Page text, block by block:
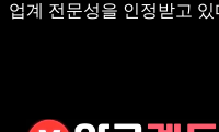
업계 전문성을 인정받고 있